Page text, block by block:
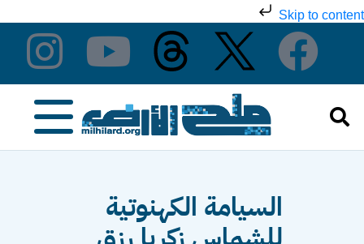
Skip to content
السيامة الكهنوتية